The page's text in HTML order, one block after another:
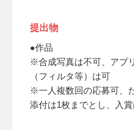
提出物
●作品
※合成写真は不可、アプ
（フィルタ等）は可
※一人複数回の応募可、
添付は1枚までとし、入